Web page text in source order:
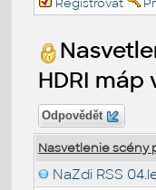
Registrovat
HDRI máp
Odpovědět
Nasvetlenie scény
NaZdi RSS